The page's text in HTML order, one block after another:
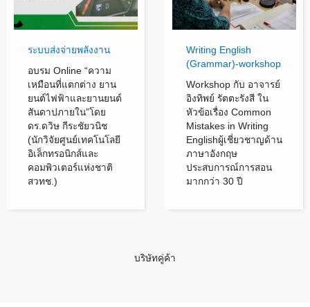
ระบบส่งจ่ายพลังงาน
อบรม Online “ความ
เหมือนที่แตกต่าง ยาน
ยนต์ไฟฟ้าและยานยนต์
สันดาปภายใน”โดย
ดร.ดวิษ กีระชัยวนิช
(นักวิจัยศูนย์เทคโนโลยี
อิเล็กทรอนิกส์และ
คอมพิวเตอร์แห่งชาติ
สวทช.)
Writing English
(Grammar)-workshop
Workshop กับ อาจารย์
อิงทิพย์ รัตตะรังสี ใน
หัวข้อเรื่อง Common
Mistakes in Writing
Englishผู้เชี่ยวชาญด้าน
ภาษาอังกฤษ
ประสบการณ์การสอน
มากกว่า 30 ปี
บริษัทคู่ค้า